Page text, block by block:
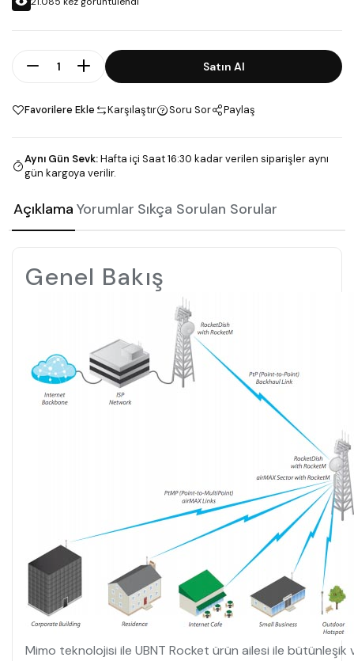
Adet Satın Al
Favorilere Ekle Karşılaştır Soru Sor Paylaş
Aynı Gün Sevk:Hafta içi Saat 16:30 kadar verilen siparişler aynı
gün kargoya verilir.
Açıklama Yorumlar Sıkça Sorulan Sorular
Genel Bakış
Mimo teknolojisi ile UBNT Rocket ürün ailesi ile bütünleşik